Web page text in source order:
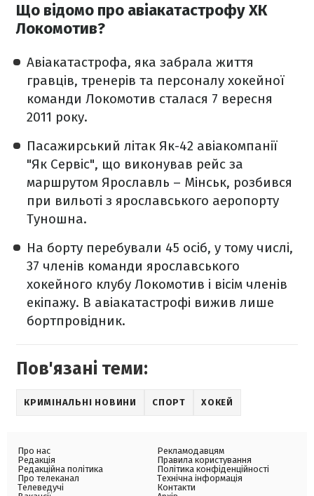
Що відомо про авіакатастрофу ХК
Локомотив?
Авіакатастрофа, яка забрала життя
гравців, тренерів та персоналу хокейної
команди Локомотив сталася 7 вересня
2011 року.
Пасажирський літак Як-42 авіакомпанії
"Як Сервіс", що виконував рейс за
маршрутом Ярославль – Мінськ, розбився
при вильоті з ярославського аеропорту
Туношна.
На борту перебували 45 осіб, у тому числі,
37 членів команди ярославського
хокейного клубу Локомотив і вісім членів
екіпажу. В авіакатастрофі вижив лише
бортпровідник.
Пов'язані теми:
КРИМІНАЛЬНІ НОВИНИ СПОРТ ХОКЕЙ
Про нас
Редакція
Редакційна політика
Про телеканал
Телеведучі
Рекламодавцям
Правила користування
Політика конфіденційності
Технічна інформація
Контакти